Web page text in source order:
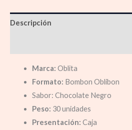
Descripción
Marca: Oblita
Formato: Bombon Oblibon
Sabor: Chocolate Negro
Peso: 30 unidades
Presentación: Caja